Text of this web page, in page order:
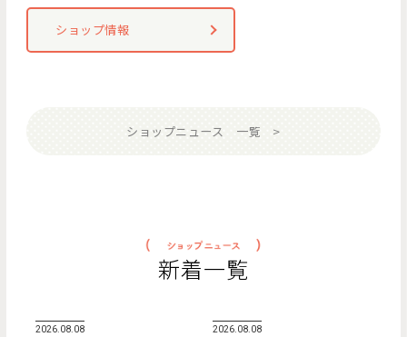
ショップ情報
ショップニュース 一覧
新着一覧
2026.08.08 2026.08.08